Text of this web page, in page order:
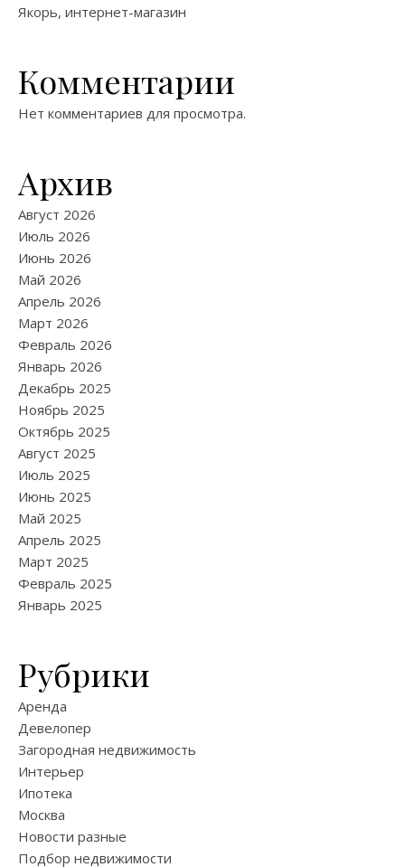
Якорь, интернет-магазин
Комментарии
Нет комментариев для просмотра.
Архив
Август 2026
Июль 2026
Июнь 2026
Май 2026
Апрель 2026
Март 2026
Февраль 2026
Январь 2026
Декабрь 2025
Ноябрь 2025
Октябрь 2025
Август 2025
Июль 2025
Июнь 2025
Май 2025
Апрель 2025
Март 2025
Февраль 2025
Январь 2025
Рубрики
Аренда
Девелопер
Загородная недвижимость
Интерьер
Ипотека
Москва
Новости разные
Подбор недвижимости